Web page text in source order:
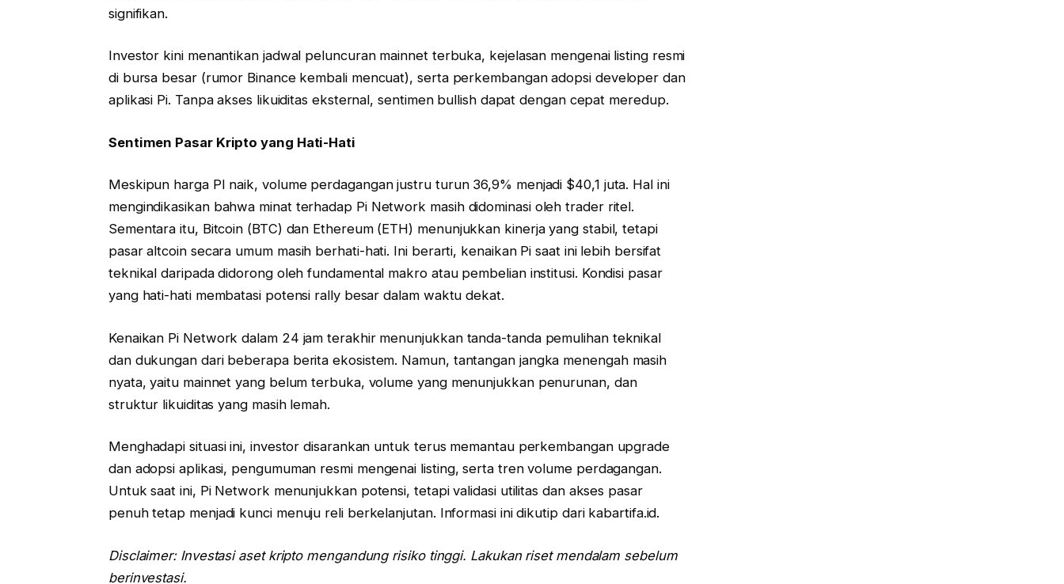
signifikan.
Investor kini menantikan jadwal peluncuran mainnet terbuka, kejelasan mengenai listing resmi
di bursa besar (rumor Binance kembali mencuat), serta perkembangan adopsi developer dan
aplikasi Pi. Tanpa akses likuiditas eksternal, sentimen bullish dapat dengan cepat meredup.
Sentimen Pasar Kripto yang Hati-Hati
Meskipun harga PI naik, volume perdagangan justru turun 36,9% menjadi $40,1 juta. Hal ini
mengindikasikan bahwa minat terhadap Pi Network masih didominasi oleh trader ritel.
Sementara itu, Bitcoin (BTC) dan Ethereum (ETH) menunjukkan kinerja yang stabil, tetapi
pasar altcoin secara umum masih berhati-hati. Ini berarti, kenaikan Pi saat ini lebih bersifat
teknikal daripada didorong oleh fundamental makro atau pembelian institusi. Kondisi pasar
yang hati-hati membatasi potensi rally besar dalam waktu dekat.
Kenaikan Pi Network dalam 24 jam terakhir menunjukkan tanda-tanda pemulihan teknikal
dan dukungan dari beberapa berita ekosistem. Namun, tantangan jangka menengah masih
nyata, yaitu mainnet yang belum terbuka, volume yang menunjukkan penurunan, dan
struktur likuiditas yang masih lemah.
Menghadapi situasi ini, investor disarankan untuk terus memantau perkembangan upgrade
dan adopsi aplikasi, pengumuman resmi mengenai listing, serta tren volume perdagangan.
Untuk saat ini, Pi Network menunjukkan potensi, tetapi validasi utilitas dan akses pasar
penuh tetap menjadi kunci menuju reli berkelanjutan. Informasi ini dikutip dari kabartifa.id.
Disclaimer: Investasi aset kripto mengandung risiko tinggi. Lakukan riset mendalam sebelum
berinvestasi.